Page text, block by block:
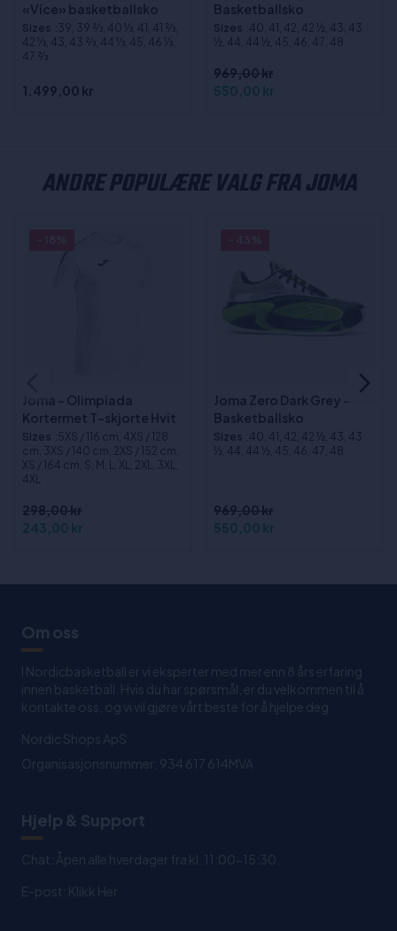
«Vice» basketballsko
Sizes :39, 39 2⁄3, 40 1⁄3, 41, 41 2⁄3,
42 1⁄3, 43, 43 2⁄3, 44 1⁄3, 45, 46 1⁄3,
47 2⁄3
1.499,00 kr
Basketballsko
Sizes :40, 41, 42, 42 ½, 43, 43
½, 44, 44 ½, 45, 46, 47, 48
969,00 kr
550,00 kr
ANDRE POPULÆRE VALG FRA JOMA
Joma - Olimpiada
Kortermet T-skjorte Hvit
Sizes :5XS / 116 cm, 4XS / 128
cm, 3XS / 140 cm, 2XS / 152 cm,
XS / 164 cm, S, M, L, XL, 2XL, 3XL,
4XL
298,00 kr
243,00 kr
Joma Zero Dark Grey -
Basketballsko
Sizes :40, 41, 42, 42 ½, 43, 43
½, 44, 44 ½, 45, 46, 47, 48
969,00 kr
550,00 kr
Om oss
I Nordicbasketball er vi eksperter med mer enn 8 års erfaring
innen basketball. Hvis du har spørsmål, er du velkommen til å
kontakte oss, og vi vil gjøre vårt beste for å hjelpe deg
Nordic Shops ApS
Organisasjonsnummer: 934 617 614MVA
Hjelp & Support
Chat: Åpen alle hverdager fra kl. 11:00-15:30.
E-post: Klikk Her